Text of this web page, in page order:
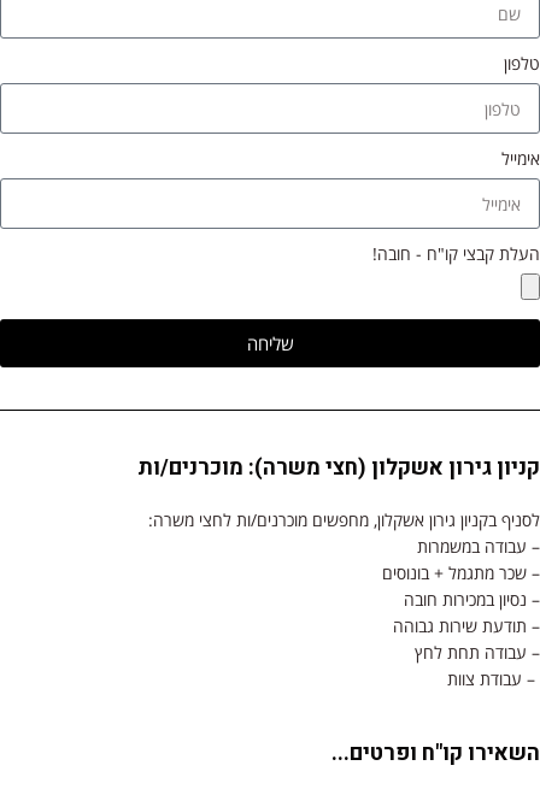
-טלפון
-אימייל
-העלת קבצי קו"ח - חובה!
שליחה
קניון גירון אשקלון (חצי משרה): מוכרנים/ות
לסניף בקניון גירון אשקלון, מחפשים מוכרנים/ות לחצי משרה:
– עבודה במשמרות
– שכר מתגמל + בונוסים
– נסיון במכירות חובה
– תודעת שירות גבוהה
– עבודה תחת לחץ
– עבודת צוות
השאירו קו"ח ופרטים...